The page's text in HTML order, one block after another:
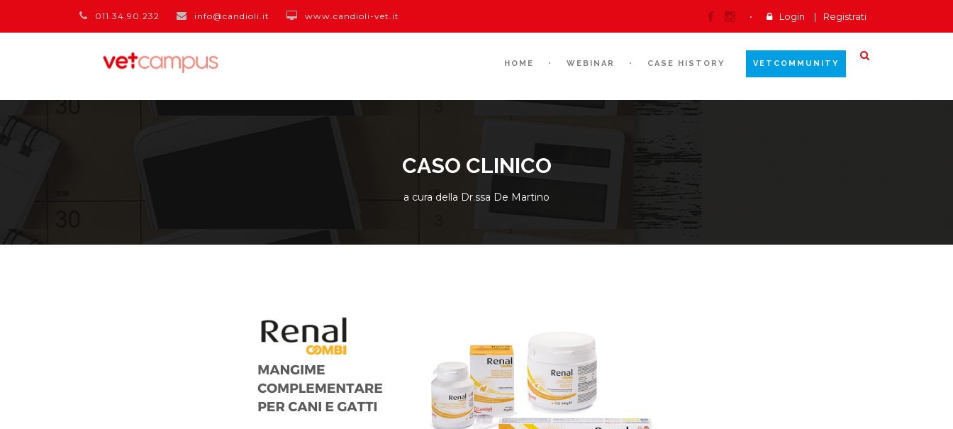
011.34.90.232 info@candioli.it www.candioli-vet.it Login | Registrati
HOME WEBINAR CASE HISTORY VETCOMMUNITY
CASO CLINICO
a cura della Dr.ssa De Martino